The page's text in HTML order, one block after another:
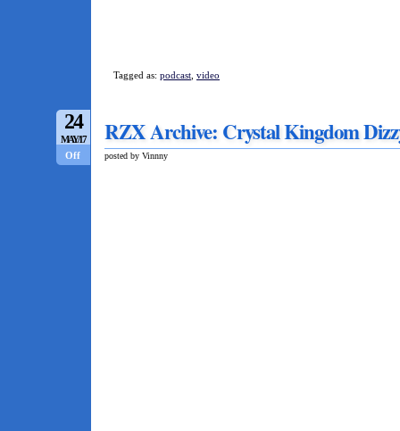
Tagged as: podcast video
24
MAY/17
Off
RZX Archive: Crystal Kingdom
posted by Vinnny